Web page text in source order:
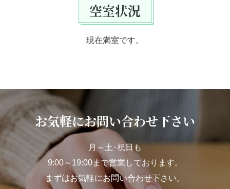
空室状況
現在満室です。
お気軽にお問い合わせ下さい
月～土･祝日も
9:00～19:00まで営業しております。
まずはお気軽にお問い合わせ下さい。